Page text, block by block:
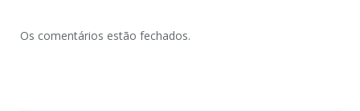
Os comentários estão fechados.